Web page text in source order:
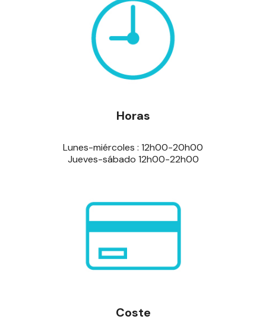
Horas
Lunes-miércoles : 12h00-20h00
Jueves-sábado 12h00-22h00
Coste